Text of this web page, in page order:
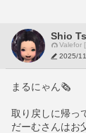
Shio
Valefor
2025/
まるにゃん🗞️
取り戻しに帰っ
だーむさんはお